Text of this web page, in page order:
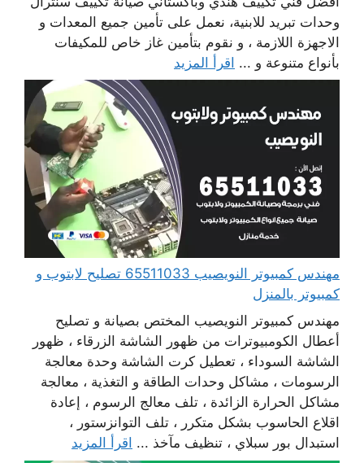
وحدات تبريد للابنية، نعمل على تأمين جميع المعدات و
الاجهزة اللازمة ، و نقوم بتأمين غاز خاص للمكيفات
بأنواع متنوعة و ... اقرأ المزيد
مهندس كمبيوتر النويصيب 65511033 تصليح لابتوب و
كمبيوتر بالمنزل
مهندس كمبيوتر النويصيب المختص بصيانة و تصليح
أعطال الكومبيوترات من ظهور الشاشة الزرقاء ، ظهور
الشاشة السوداء ، تعطيل كرت الشاشة وحدة معالجة
الرسومات ، مشاكل وحدات الطاقة و التغذية ، معالجة
مشاكل الحرارة الزائدة ، تلف معالج الرسوم ، إعادة
اقلاع الحاسوب بشكل متكرر ، تلف التوانزستور ،
استبدال بور سبلاي ، تنظيف مآخذ ... اقرأ المزيد